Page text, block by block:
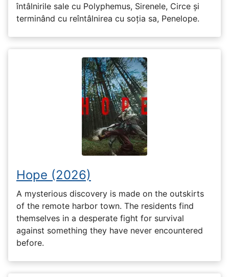
întâlnirile sale cu Polyphemus, Sirenele, Circe și
terminând cu reîntâlnirea cu soția sa, Penelope.
Hope (2026)
A mysterious discovery is made on the outskirts
of the remote harbor town. The residents find
themselves in a desperate fight for survival
against something they have never encountered
before.